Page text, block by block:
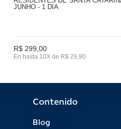
JUNHO - 1 DIA
R$ 299,00
En hasta 10X de R$ 29,90
Contenido
Blog